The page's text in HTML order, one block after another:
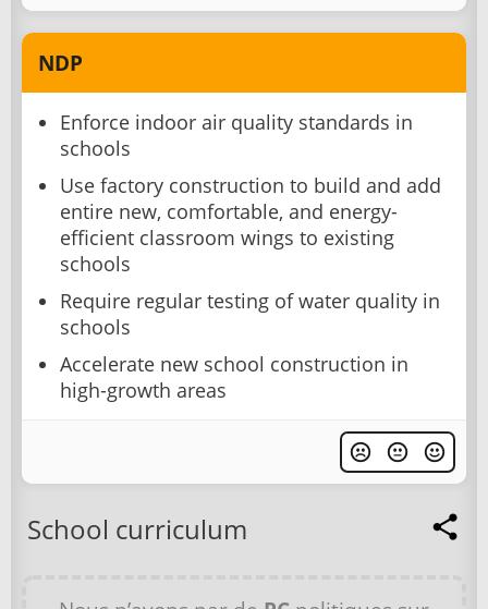
NDP
Enforce indoor air quality standards in
schools
Use factory construction to build and add
entire new, comfortable, and energy-
efficient classroom wings to existing
schools
Require regular testing of water quality in
schools
Accelerate new school construction in
high-growth areas
School curriculum